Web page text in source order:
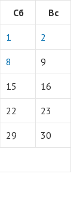
Сб Вс
1 2
8 9
15 16
22 23
29 30